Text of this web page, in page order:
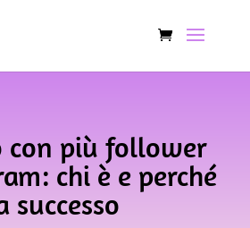
con più follower
chi è e perché
successo